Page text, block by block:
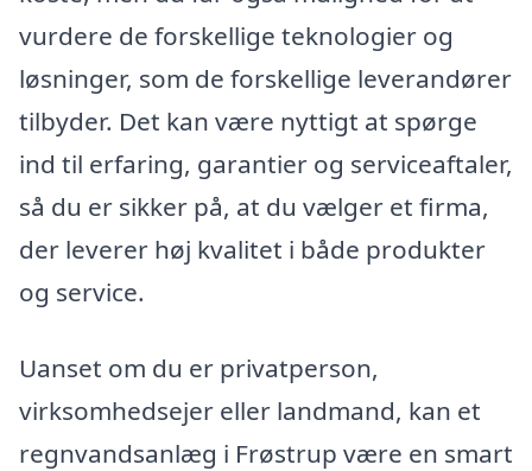
vurdere de forskellige teknologier og
løsninger, som de forskellige leverandører
tilbyder. Det kan være nyttigt at spørge
ind til erfaring, garantier og serviceaftaler,
så du er sikker på, at du vælger et firma,
der leverer høj kvalitet i både produkter
og service.
Uanset om du er privatperson,
virksomhedsejer eller landmand, kan et
regnvandsanlæg i Frøstrup være en smart